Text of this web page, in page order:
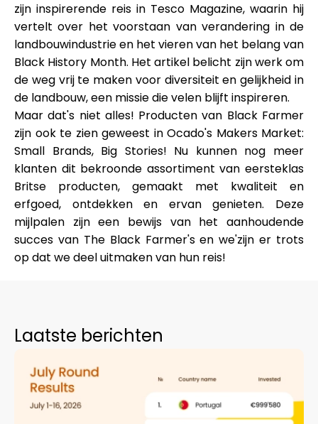
Blog
Neem contact op
Hulp
Mijn Account
ask@scrambleup.com
+372 712 2955
zijn inspirerende reis in Tesco Magazine, waarin hij
vertelt over het voorstaan van verandering in de
landbouwindustrie en het vieren van het belang van
Black History Month. Het artikel belicht zijn werk om
de weg vrij te maken voor diversiteit en gelijkheid in
de landbouw, een missie die velen blijft inspireren.
Maar dat's niet alles! Producten van Black Farmer
zijn ook te zien geweest in Ocado's Makers Market:
Small Brands, Big Stories! Nu kunnen nog meer
klanten dit bekroonde assortiment van eersteklas
Britse producten, gemaakt met kwaliteit en
erfgoed, ontdekken en ervan genieten. Deze
mijlpalen zijn een bewijs van het aanhoudende
succes van The Black Farmer's en we'zijn er trots
op dat we deel uitmaken van hun reis!
Laatste berichten